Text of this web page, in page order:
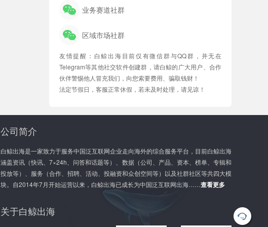
业务赛道社群
区域市场社群
友情提醒：白鲸出海目前仅有微信群与QQ群，并无在
Telegram等其他社交软件创建群，请白鲸的广大用户、合作
伙伴警惕他人冒充我们，向您索要费用、骗取钱财！
法定节假日，客服正常休假，若未及时处理，请见谅！
G
l
公司简介
白鲸出海是一家致力于服务中国泛互联网企业走向海外的综合服务平台，目前白鲸出海
涵盖资讯（快讯、7×24h、问答和话题等）、数据（公司、产品、资本、榜单、专辑和
投放等）、服务（合作、招聘、活动、投融资和众创空间等）以及社群社区等共四大模
块。自2014年7月开始运营以来，白鲸出海已成长为中国泛互联网出海……查看更多
关于白鲸出海